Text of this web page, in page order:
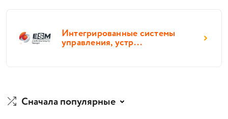
Интегрированные системы
управления, устр...
Сначала популярные